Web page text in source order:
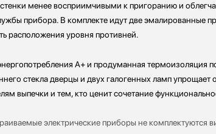
стенки менее восприимчивыми к пригоранию и
прибора. В комплекте идут две эмалированные
расположения уровня противней.
A+ и продуманная термоизоляция
стекла дверцы и двух галогенных ламп
выпечки и тем, кто ценит сочетание
электрические приборы не комплектуются